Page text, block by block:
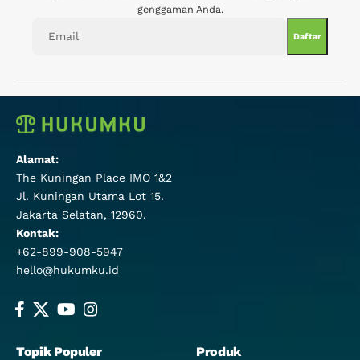
genggaman Anda.
Alamat:
The Kuningan Place IMO 1&2
Jl. Kuningan Utama Lot 15.
Jakarta Selatan, 12960.
Kontak:
+62-899-908-5947
hello@hukumku.id
Topik Populer Produk